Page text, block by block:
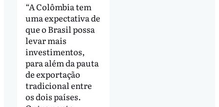
“A Colômbia tem
uma expectativa de
que o Brasil possa
levar mais
investimentos,
para além da pauta
de exportação
tradicional entre
os dois países.